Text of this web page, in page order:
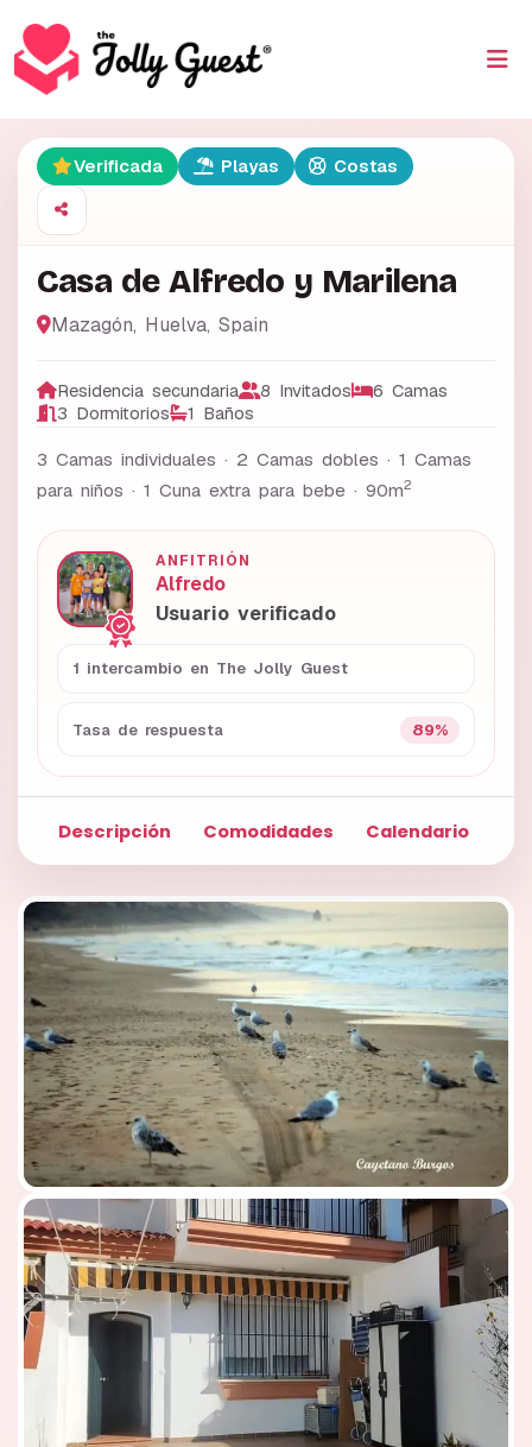
Verificada Playas Costas
Casa de Alfredo y Marilena
Mazagón, Huelva, Spain
Residencia secundaria 8 Invitados
6 Camas
3 Dormitorios
1 Baños
3 Camas individuales · 2 Camas dobles · 1 Camas
para niños · 1 Cuna extra para bebe · 90m2
ANFITRIÓN
Alfredo
Usuario verificado
1 intercambio en The Jolly Guest
Tasa de respuesta 89%
Descripción Comodidades Calendario